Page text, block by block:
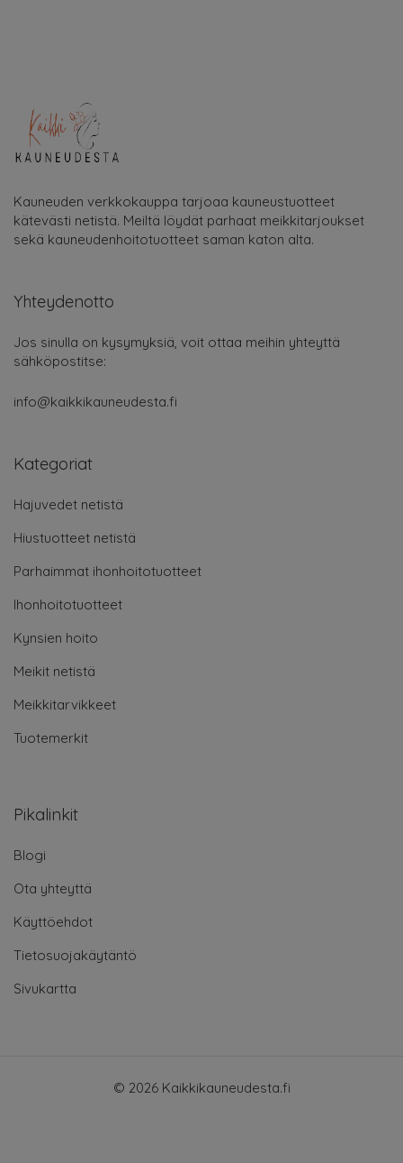
Kauneuden verkkokauppa tarjoaa kauneustuotteet
kätevästi netistä. Meiltä löydät parhaat meikkitarjoukset
sekä kauneudenhoitotuotteet saman katon alta.
Yhteydenotto
Jos sinulla on kysymyksiä, voit ottaa meihin yhteyttä
sähköpostitse:
info@kaikkikauneudesta.fi
Kategoriat
Hajuvedet netistä
Hiustuotteet netistä
Parhaimmat ihonhoitotuotteet
Ihonhoitotuotteet
Kynsien hoito
Meikit netistä
Meikkitarvikkeet
Tuotemerkit
Pikalinkit
Blogi
Ota yhteyttä
Käyttöehdot
Tietosuojakäytäntö
Sivukartta
© 2026 Kaikkikauneudesta.fi